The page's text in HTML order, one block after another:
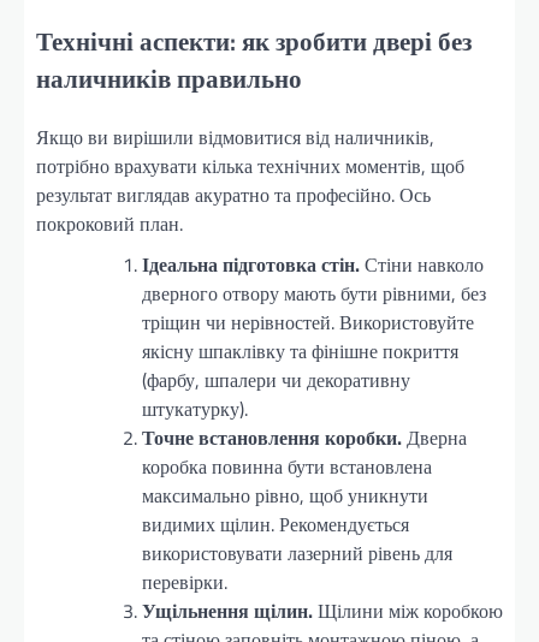
Технічні аспекти: як зробити двері без
наличників правильно
Якщо ви вирішили відмовитися від наличників,
потрібно врахувати кілька технічних моментів, щоб
результат виглядав акуратно та професійно. Ось
покроковий план.
Ідеальна підготовка стін.Стіни навколо
дверного отвору мають бути рівними, без
тріщин чи нерівностей. Використовуйте
якісну шпаклівку та фінішне покриття
(фарбу, шпалери чи декоративну
штукатурку).
Точне встановлення коробки.Дверна
коробка повинна бути встановлена
максимально рівно, щоб уникнути
видимих щілин. Рекомендується
використовувати лазерний рівень для
перевірки.
Ущільнення щілин.Щілини між коробкою